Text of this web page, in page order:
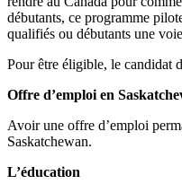
débutants, ce programme
qualifiés ou débutants une
Pour être éligible, le candidat
Offre d’emploi en
Avoir une offre d’emploi
Saskatchewan.
L’éducation